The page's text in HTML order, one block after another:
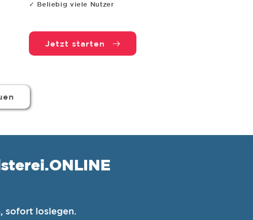
✓ Beliebig viele Nutzer
Jetzt starten
sofort loslegen.